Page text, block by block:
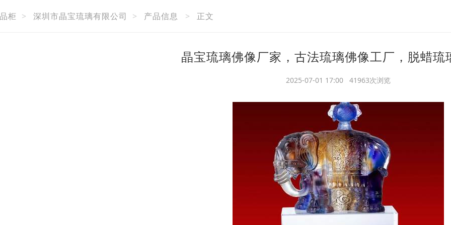
柜 > 深圳市晶宝琉璃有限公司 > 产品信息 > 正文
晶宝琉璃佛像厂家，古法琉璃佛像工厂，脱蜡琉
2025-07-01 17:00 41963次浏览